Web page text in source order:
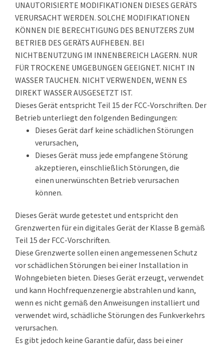
UNAUTORISIERTE MODIFIKATIONEN DIESES GERÄTS
VERURSACHT WERDEN. SOLCHE MODIFIKATIONEN
KÖNNEN DIE BERECHTIGUNG DES BENUTZERS ZUM
BETRIEB DES GERÄTS AUFHEBEN. BEI
NICHTBENUTZUNG IM INNENBEREICH LAGERN. NUR
FÜR TROCKENE UMGEBUNGEN GEEIGNET. NICHT IN
WASSER TAUCHEN. NICHT VERWENDEN, WENN ES
DIREKT WASSER AUSGESETZT IST.
Dieses Gerät entspricht Teil 15 der FCC-Vorschriften. Der
Betrieb unterliegt den folgenden Bedingungen:
Dieses Gerät darf keine schädlichen Störungen
verursachen,
Dieses Gerät muss jede empfangene Störung
akzeptieren, einschließlich Störungen, die
einen unerwünschten Betrieb verursachen
können.
Dieses Gerät wurde getestet und entspricht den
Grenzwerten für ein digitales Gerät der Klasse B gemäß
Teil 15 der FCC-Vorschriften.
Diese Grenzwerte sollen einen angemessenen Schutz
vor schädlichen Störungen bei einer Installation in
Wohngebieten bieten. Dieses Gerät erzeugt, verwendet
und kann Hochfrequenzenergie abstrahlen und kann,
wenn es nicht gemäß den Anweisungen installiert und
verwendet wird, schädliche Störungen des Funkverkehrs
verursachen.
Es gibt jedoch keine Garantie dafür, dass bei einer